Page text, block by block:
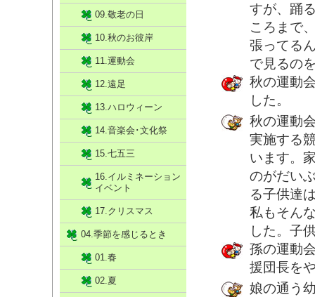
すが、踊
ころまで
張ってる
で見るの
秋の運動
した。
秋の運動
実施する
います。
のがだい
る子供達
私もそん
した。子
孫の運動
援団長を
娘の通う
09.敬老の日
10.秋のお彼岸
11.運動会
12.遠足
13.ハロウィーン
14.音楽会･文化祭
15.七五三
16.イルミネーション
イベント
17.クリスマス
04.季節を感じるとき
01.春
02.夏